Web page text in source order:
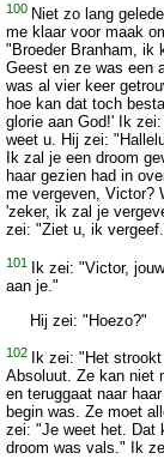
100 Niet zo lang
me klaar voor maak
"Broeder Branham, ik
Geest en ze was een
was al vier keer
hoe kan dat toch
glorie aan God!' Ik
weet u. Hij zei:
Ik zal je een droom
haar gezien had in
me vergeven, Victor?
'zeker, ik zal je
zei: "Ziet u, ik
101
Ik zei: "Victor,
aan je."
Hij zei: "Hoezo?"
102
Ik zei: "Het
Absoluut. Ze kan niet
en teruggaat naar
begin was. Ze moet
zei: "Je weet het. Dat
droom was vals." Ik